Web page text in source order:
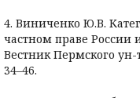
4. Виниченко Ю.В.
частном праве России
Вестник Пермского
34–46.